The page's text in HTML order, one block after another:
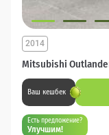
Mitsubishi
2014
Ваш кешбек
Есть предложение?
Улучшим!